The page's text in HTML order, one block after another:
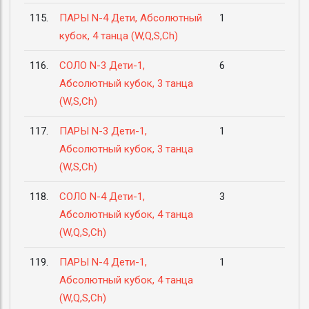
115.
ПАРЫ N-4 Дети, Абсолютный
кубок, 4 танца (W,Q,S,Ch)
1
116.
СОЛО N-3 Дети-1,
Абсолютный кубок, 3 танца
(W,S,Ch)
6
117.
ПАРЫ N-3 Дети-1,
Абсолютный кубок, 3 танца
(W,S,Ch)
1
118.
СОЛО N-4 Дети-1,
Абсолютный кубок, 4 танца
(W,Q,S,Ch)
3
119.
ПАРЫ N-4 Дети-1,
Абсолютный кубок, 4 танца
(W,Q,S,Ch)
1